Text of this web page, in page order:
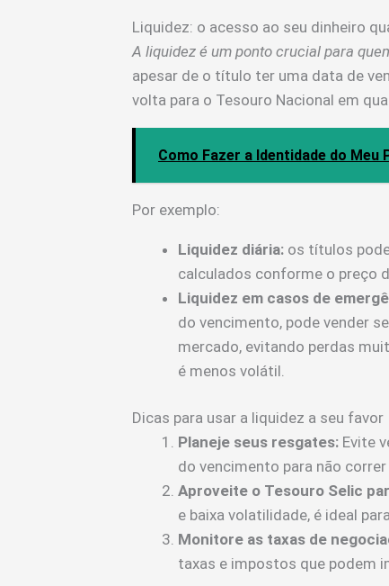
Liquidez: o acesso ao seu dinheiro
A liquidez é um ponto crucial para
apesar de o título ter uma data de
volta para o Tesouro Nacional em
Como Fazer a Identidade do Meu
Por exemplo:
Liquidez diária: os títulos
calculados conforme o preço
Liquidez em casos de
do vencimento, pode vender
mercado, evitando perdas
é menos volátil.
Dicas para usar a liquidez a seu favor
Planeje seus resgates: Evite
do vencimento para não
Aproveite o Tesouro Selic
e baixa volatilidade, é ideal
Monitore as taxas de
taxas e impostos que podem